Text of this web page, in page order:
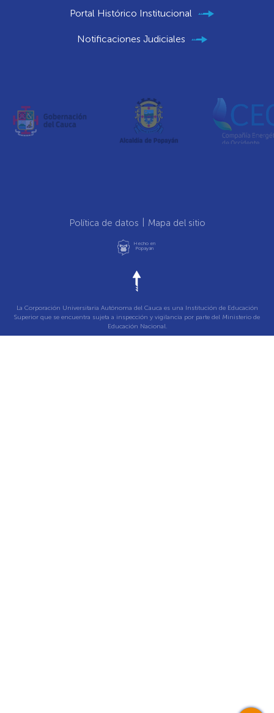
Portal Histórico Institucional
Notificaciones Judiciales
Política de datos Mapa del sitio
Hecho en
Popayán
La Corporación Universitaria Autónoma del Cauca es una Institución de Educación
Superior que se encuentra sujeta a inspección y vigilancia por parte del Ministerio de
Educación Nacional.